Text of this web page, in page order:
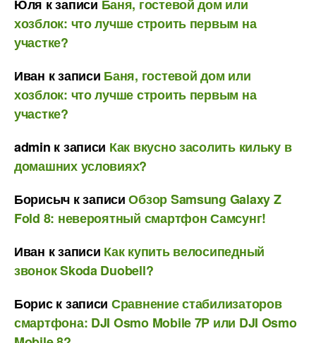
Юля к записи Баня, гостевой дом или
хозблок: что лучше строить первым на
участке?
Иван к записи Баня, гостевой дом или
хозблок: что лучше строить первым на
участке?
admin к записи Как вкусно засолить кильку в
домашних условиях?
Борисыч к записиОбзор Samsung Galaxy Z
Fold 8: невероятный смартфон Самсунг!
Иван к записи Как купить велосипедный
звонок Skoda Duobell?
Бориск записи Сравнение стабилизаторов
смартфона: DJI Osmo Mobile 7P или DJI Osmo